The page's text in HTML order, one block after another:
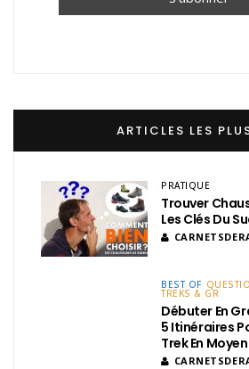
ARTICLES LES
PRATIQUE
Trouver
Les Clés Du
BEST OF
TREKS & GR
Débuter En
5 Itinéraires
Trek En